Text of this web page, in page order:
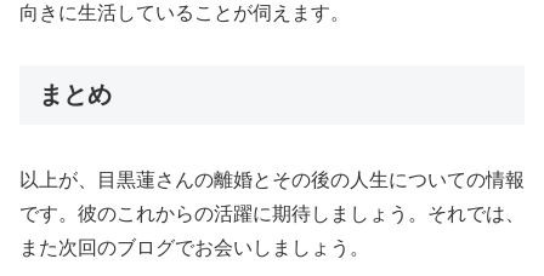
向きに生活していることが伺えます。
まとめ
以上が、目黒蓮さんの離婚とその後の人生についての情報
です。彼のこれからの活躍に期待しましょう。それでは、
また次回のブログでお会いしましょう。